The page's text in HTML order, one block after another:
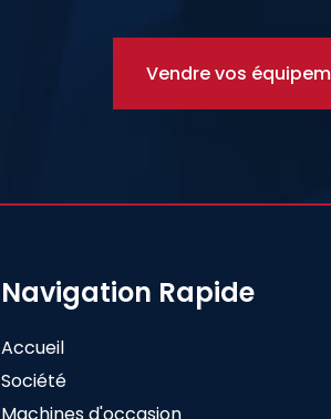
Vendre vos
Navigation Rapide
Accueil
Société
Machines d'occasion